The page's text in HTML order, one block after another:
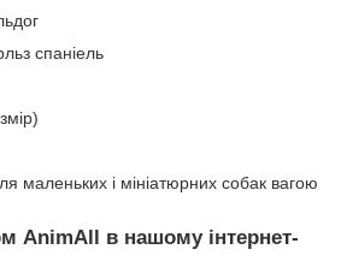
спаніель
маленьких і мініатюрних собак вагою
AnimAll в нашому інтернет-